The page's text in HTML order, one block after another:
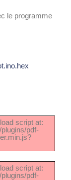
le programme
script at:
pdf-
script at:
pdf-